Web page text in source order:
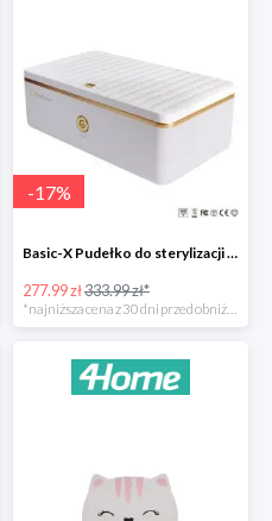
-17%
Basic-X Pudełko do sterylizacji z ozonem -17%
277.99 zł333.99 zł*
*najniższa cena z 30 dni przed obniżką